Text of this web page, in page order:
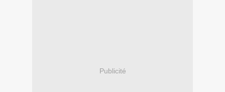
Publicité